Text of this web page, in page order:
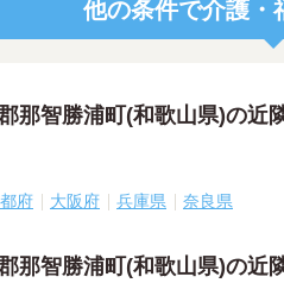
他の条件で介護・
那智勝浦町(和歌山県)の近
府 大阪府 兵庫県 奈良県
那智勝浦町(和歌山県)の近